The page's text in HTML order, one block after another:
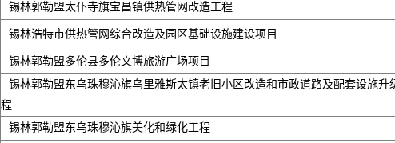
锡林郭勒盟太仆寺旗宝昌镇供热管网改造工程
锡林浩特市供热管网综合改造及园区基础设施建设项目
锡林郭勒盟多伦县多伦文博旅游广场项目
锡林郭勒盟东乌珠穆沁旗乌里雅斯太镇老旧小区改造和市政道路及配套设施升
程
锡林郭勒盟东乌珠穆沁旗美化和绿化工程